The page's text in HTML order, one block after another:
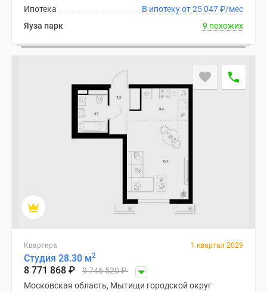
В ипотеку от 25 047₽/мес
Ипотека
Яуза парк
9 похожих
Квартира 1 квартал 2029
Студия 28.30 м2
8 771 868 ₽ 9 746 520₽
Московская область, Мытищи городской округ